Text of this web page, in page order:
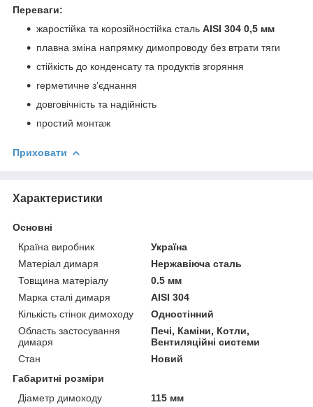
Переваги:
жаростійка та корозійностійка сталь AISI 304 0,5 мм
плавна зміна напрямку димопроводу без втрати тяги
стійкість до конденсату та продуктів згоряння
герметичне з’єднання
довговічність та надійність
простий монтаж
Приховати
Характеристики
Основні
Країна виробник
Україна
Матеріал димаря
Нержавіюча сталь
Товщина матеріалу
0.5 мм
Марка сталі димаря
AISI 304
Кількість стінок димоходу
Одностінний
Область застосування
димаря
Печі, Каміни, Котли,
Вентиляційні системи
Стан
Новий
Габаритні розміри
Діаметр димоходу
115 мм